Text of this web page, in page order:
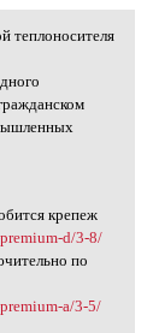
теплоносителя
крепеж
d/3-8/
по
a/3-5/